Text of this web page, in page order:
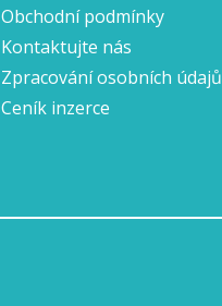
Obchodní podmínky
Kontaktujte nás
Zpracování osobních údajů
Ceník inzerce